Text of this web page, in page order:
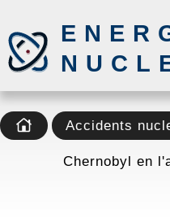
Accidents
Chernobyl en